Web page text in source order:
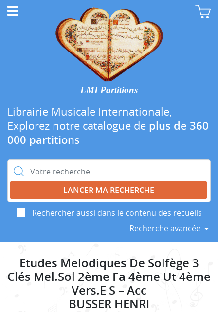
LMI Partitions
Librairie Musicale Internationale,
Explorez notre catalogue de plus de 360
000 partitions
Rechercher :
Rechercher aussi dans le contenu des recueils
Recherche avancée
Etudes Melodiques De Solfège 3
Clés Mel.Sol 2ème Fa 4ème Ut 4ème
Vers.E S – Acc
BUSSER HENRI